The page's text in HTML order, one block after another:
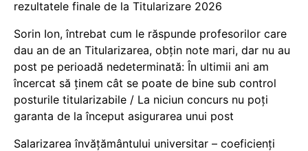
rezultatele finale de la Titularizare 2026
Sorin Ion, întrebat cum le răspunde profesorilor care
dau an de an Titularizarea, obțin note mari, dar nu au
post pe perioadă nedeterminată: În ultimii ani am
încercat să ținem cât se poate de bine sub control
posturile titularizabile / La niciun concurs nu poți
garanta de la început asigurarea unui post
Salarizarea învățământului universitar – coeficienți